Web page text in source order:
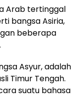
Arab tertinggal
bangsa Asiria,
beberapa
Asyur, adalah
Timur Tengah.
suatu bahasa